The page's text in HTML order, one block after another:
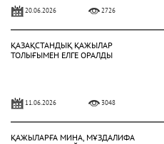
20.06.2026 2726
ҚАЗАҚСТАНДЫҚ ҚАЖЫЛАР
ТОЛЫҒЫМЕН ЕЛГЕ ОРАЛДЫ
11.06.2026 3048
ҚАЖЫЛАРҒА МИНА, МҰЗДАЛИФА